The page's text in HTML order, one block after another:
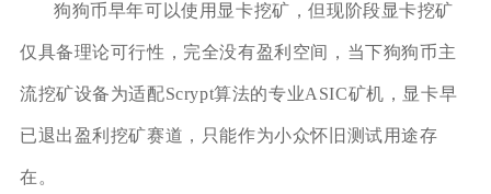
狗狗币早年可以使用显卡挖矿，但现阶段显卡挖矿
仅具备理论可行性，完全没有盈利空间，当下狗狗币主
流挖矿设备为适配Scrypt算法的专业ASIC矿机，显卡早
已退出盈利挖矿赛道，只能作为小众怀旧测试用途存
在。